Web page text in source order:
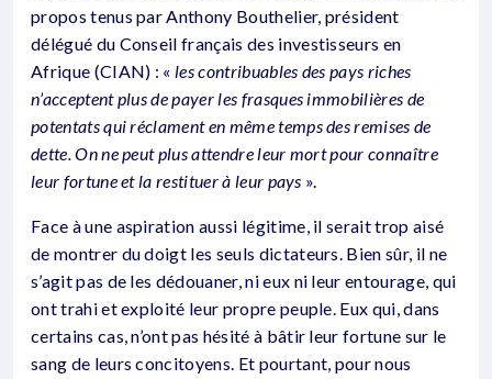
propos tenus par Anthony Bouthelier, président
délégué du Conseil français des investisseurs en
Afrique (CIAN) : «les contribuables des pays riches
n’acceptent plus de payer les frasques immobilières de
potentats qui réclament en même temps des remises de
dette. On ne peut plus attendre leur mort pour connaître
leur fortune et la restituer à leur pays ».
Face à une aspiration aussi légitime, il serait trop aisé
de montrer du doigt les seuls dictateurs. Bien sûr, il ne
s’agit pas de les dédouaner, ni eux ni leur entourage, qui
ont trahi et exploité leur propre peuple. Eux qui, dans
certains cas, n’ont pas hésité à bâtir leur fortune sur le
sang de leurs concitoyens. Et pourtant, pour nous